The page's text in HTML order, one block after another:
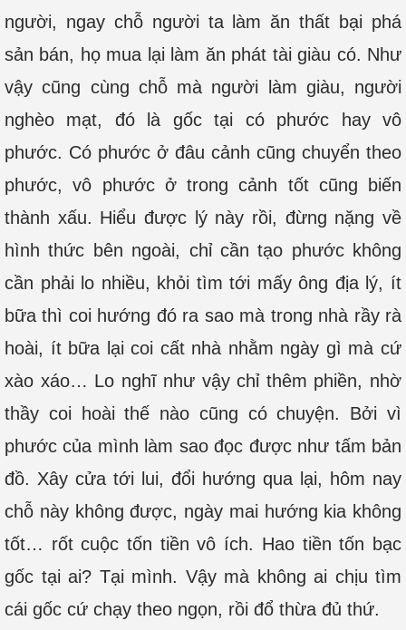
người, ngay chỗ người ta làm ăn thất bại phá
sản bán, họ mua lại làm ăn phát tài giàu có. Như
vậy cũng cùng chỗ mà người làm giàu, người
nghèo mạt, đó là gốc tại có phước hay vô
phước. Có phước ở đâu cảnh cũng chuyển theo
phước, vô phước ở trong cảnh tốt cũng biến
thành xấu. Hiểu được lý này rồi, đừng nặng về
hình thức bên ngoài, chỉ cần tạo phước không
cần phải lo nhiều, khỏi tìm tới mấy ông địa lý, ít
bữa thì coi hướng đó ra sao mà trong nhà rầy rà
hoài, ít bữa lại coi cất nhà nhằm ngày gì mà cứ
xào xáo… Lo nghĩ như vậy chỉ thêm phiền, nhờ
thầy coi hoài thế nào cũng có chuyện. Bởi vì
phước của mình làm sao đọc được như tấm bản
đồ. Xây cửa tới lui, đổi hướng qua lại, hôm nay
chỗ này không được, ngày mai hướng kia không
tốt… rốt cuộc tốn tiền vô ích. Hao tiền tốn bạc
gốc tại ai? Tại mình. Vậy mà không ai chịu tìm
cái gốc cứ chạy theo ngọn, rồi đổ thừa đủ thứ.